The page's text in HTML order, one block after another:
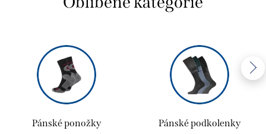
Pánské ponožky Pánské podkolenky